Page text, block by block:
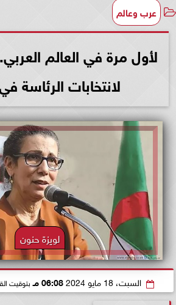
عرب وعالم
لأول مرة في العالم
لانتخابات الرئاسة في
لويزة حنون
السبت، 18 مايو 2024 06:08 مـ بتوقيت